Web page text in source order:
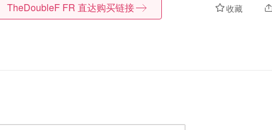
收藏
TheDoubleF FR 直达购买链接